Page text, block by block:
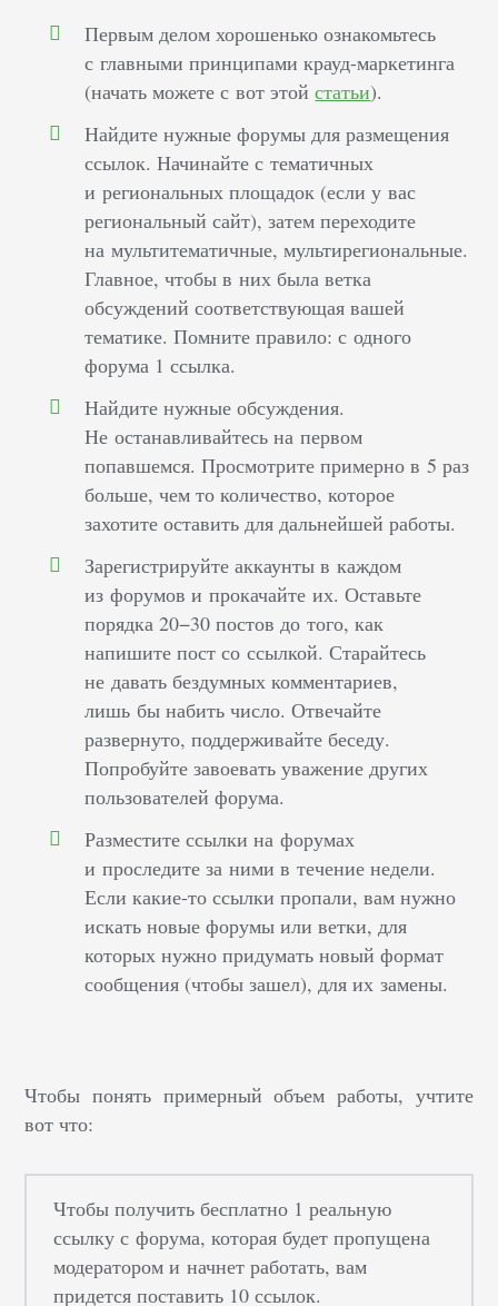
Первым делом хорошенько ознакомьтесь
с главными принципами крауд-маркетинга
(начать можете с вот этойстатьи).
Найдите нужные форумы для размещения
ссылок. Начинайте с тематичных
и региональных площадок (если у вас
региональный сайт), затем переходите
на мультитематичные, мультирегиональные.
Главное, чтобы в них была ветка
обсуждений соответствующая вашей
тематике. Помните правило: с одного
форума 1 ссылка.
Найдите нужные обсуждения.
Не останавливайтесь на первом
попавшемся. Просмотрите примерно в 5 раз
больше, чем то количество, которое
захотите оставить для дальнейшей работы.
Зарегистрируйте аккаунты в каждом
из форумов и прокачайте их. Оставьте
порядка 20−30 постов до того, как
напишите пост со ссылкой. Старайтесь
не давать бездумных комментариев,
лишь бы набить число. Отвечайте
развернуто, поддерживайте беседу.
Попробуйте завоевать уважение других
пользователей форума.
Разместите ссылки на форумах
и проследите за ними в течение недели.
Если какие-то ссылки пропали, вам нужно
искать новые форумы или ветки, для
которых нужно придумать новый формат
сообщения (чтобы зашел), для их замены.
Чтобы понять примерный объем работы, учтите
вот что:
Чтобы получить бесплатно 1 реальную
ссылку с форума, которая будет пропущена
модератором и начнет работать, вам
придется поставить 10 ссылок.